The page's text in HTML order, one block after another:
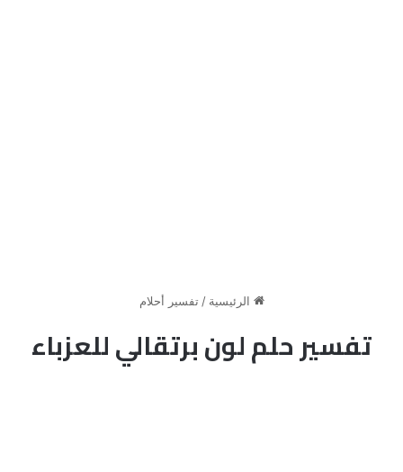
الرئيسية / تفسير أحلام
تفسير حلم لون برتقالي للعزباء